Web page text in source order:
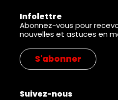
Infolettre
Abonnez-vous pour
nouvelles et astuces en
S'abonner
Suivez-nous